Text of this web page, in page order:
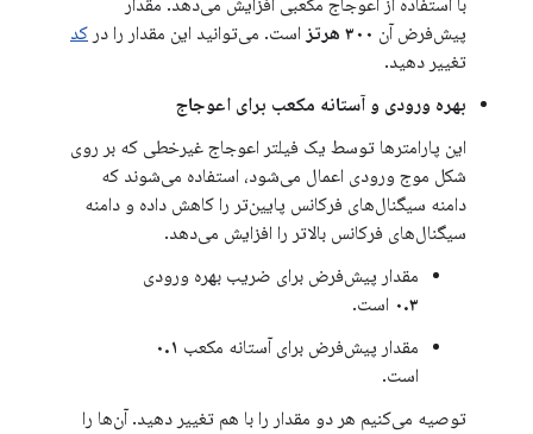
پیش‌فرض آن ۳۰۰ هرتز است. می‌توانید این مقدار را در کد
تغییر دهید.
بهره ورودی و آستانه مکعب برای اعوجاج
این پارامترها توسط یک فیلتر اعوجاج غیرخطی که بر روی
شکل موج ورودی اعمال می‌شود، استفاده می‌شوند که
دامنه سیگنال‌های فرکانس پایین‌تر را کاهش داده و دامنه
سیگنال‌های فرکانس بالاتر را افزایش می‌دهد.
مقدار پیش‌فرض برای ضریب بهره ورودی
۰.۳ است.
مقدار پیش‌فرض برای آستانه مکعب ۰.۱
است.
توصیه می‌کنیم هر دو مقدار را با هم تغییر دهید. آن‌ها را